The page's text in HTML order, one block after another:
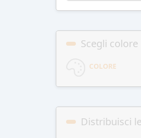
Scegli
COLORE
Distribuisci